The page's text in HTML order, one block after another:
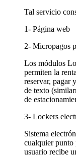
Tal servicio
1‐ Página web
2‐ Micropagos
Los módulos
permiten la
reservar, pagar
de texto
de
3‐ Lockers
Sistema
cualquier punto
usuario recibe